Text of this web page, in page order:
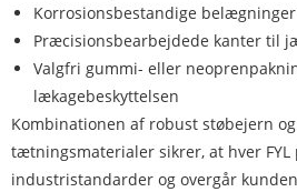
Korrosionsbestandige
Præcisionsbearbejdede kanter til
Valgfri gummi- eller
lækagebeskyttelsen
Kombinationen af ​​robust støbejern
tætningsmaterialer sikrer, at hver
industristandarder og overgår